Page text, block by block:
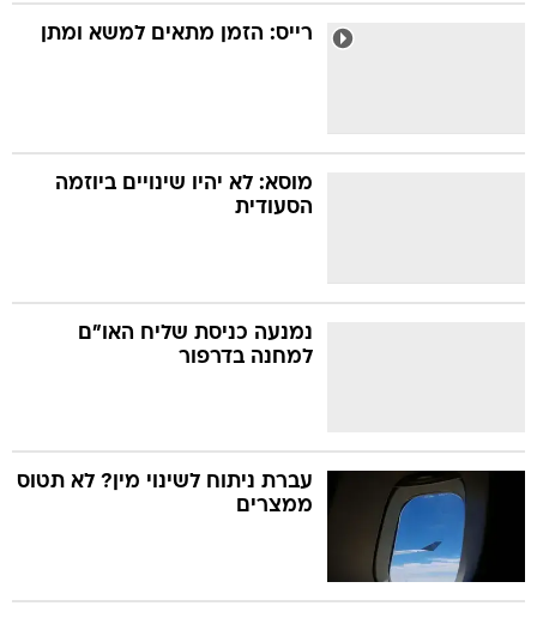
רייס: הזמן מתאים למשא ומתן
מוסא: לא יהיו שינויים ביוזמה
הסעודית
נמנעה כניסת שליח האו"ם
למחנה בדרפור
עברת ניתוח לשינוי מין? לא תטוס
ממצרים